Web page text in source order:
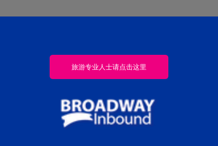
旅游专业人士请点击这里